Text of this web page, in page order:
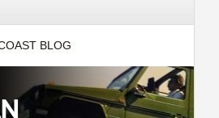
BLOG